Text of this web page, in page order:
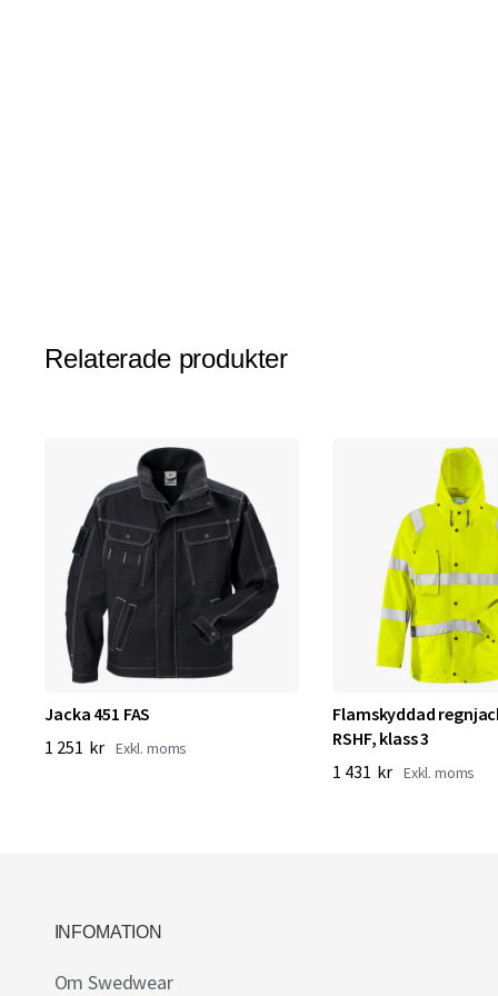
Relaterade produkter
Jacka 451 FAS
1 251 kr
Flamskyddad
RSHF, klass 3
1 431 kr
INFOMATION
Om Swedwear